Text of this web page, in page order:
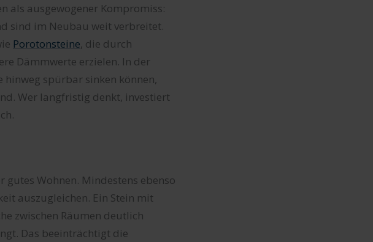
als ausgewogener Kompromiss:
sind im Neubau weit verbreitet.
Porotonsteine, die durch
Dämmwerte erzielen. In der
hinweg spürbar sinken können,
Wer langfristig denkt, investiert
Wohnen. Mindestens ebenso
auszugleichen. Ein Stein mit
zwischen Räumen deutlich
Das beeinträchtigt die